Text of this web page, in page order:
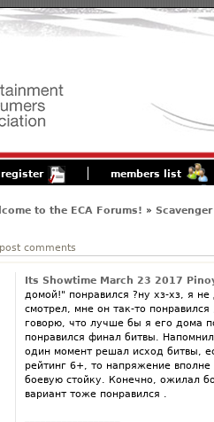
register members list
to the ECA Forums! »
comments
Its Showtime March 23 2017
домой!" понравился ?ну хз-хз, я
смотрел, мне он так-то
говорю, что лучше бы я его дома
понравился финал битвы.
один момент решал исход битвы,
рейтинг 6+, то напряжение
боевую стойку. Конечно, ожилал
вариант тоже понравился .